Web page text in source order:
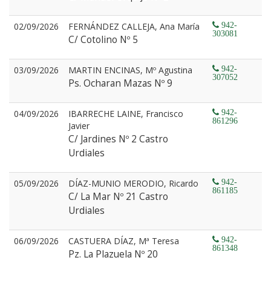
02/09/2026 FERNÁNDEZ CALLEJA, Ana María
C/ Cotolino Nº 5
303081
03/09/2026 MARTIN ENCINAS, Mº Agustina
Ps. Ocharan Mazas Nº 9
307052
04/09/2026
IBARRECHE LAINE, Francisco
Javier
C/ Jardines Nº 2 Castro
Urdiales
861296
05/09/2026 DÍAZ-MUNIO MERODIO, Ricardo
C/ La Mar Nº 21 Castro
Urdiales
861185
06/09/2026 CASTUERA DÍAZ, Mª Teresa
Pz. La Plazuela Nº 20
861348